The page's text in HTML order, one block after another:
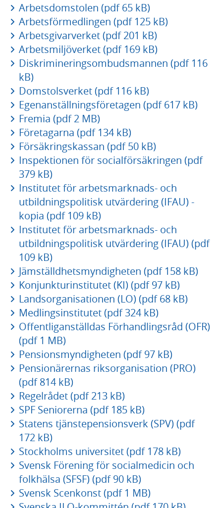
Arbetsdomstolen (pdf 65 kB)
Arbetsförmedlingen (pdf 125 kB)
Arbetsgivarverket (pdf 201 kB)
Arbetsmiljöverket (pdf 169 kB)
Diskrimineringsombudsmannen (pdf 116
kB)
Domstolsverket (pdf 116 kB)
Egenanställningsföretagen (pdf 617 kB)
Fremia (pdf 2 MB)
Företagarna (pdf 134 kB)
Försäkringskassan (pdf 50 kB)
Inspektionen för socialförsäkringen (pdf
379 kB)
Institutet för arbetsmarknads- och
utbildningspolitisk utvärdering (IFAU) -
kopia (pdf 109 kB)
Institutet för arbetsmarknads- och
utbildningspolitisk utvärdering (IFAU) (pdf
109 kB)
Jämställdhetsmyndigheten (pdf 158 kB)
Konjunkturinstitutet (KI) (pdf 97 kB)
Landsorganisationen (LO) (pdf 68 kB)
Medlingsinstitutet (pdf 324 kB)
Offentliganställdas Förhandlingsråd (OFR)
(pdf 1 MB)
Pensionsmyndigheten (pdf 97 kB)
Pensionärernas riksorganisation (PRO)
(pdf 814 kB)
Regelrådet (pdf 213 kB)
SPF Seniorerna (pdf 185 kB)
Statens tjänstepensionsverk (SPV) (pdf
172 kB)
Stockholms universitet (pdf 178 kB)
Svensk Förening för socialmedicin och
folkhälsa (SFSF) (pdf 90 kB)
Svensk Scenkonst (pdf 1 MB)